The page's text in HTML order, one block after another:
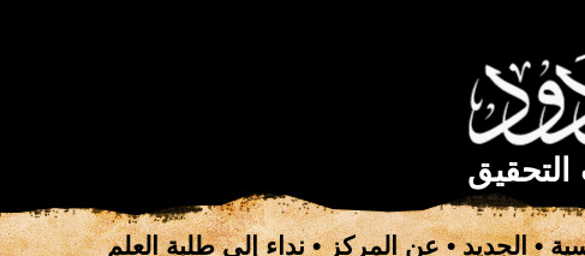
•الجديد•عن المركز•نداء إلى طلبة العلم